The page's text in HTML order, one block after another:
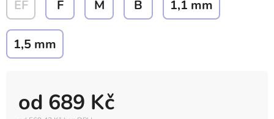
od 689 Kč
EF F M B 1,1 mm
1,5 mm